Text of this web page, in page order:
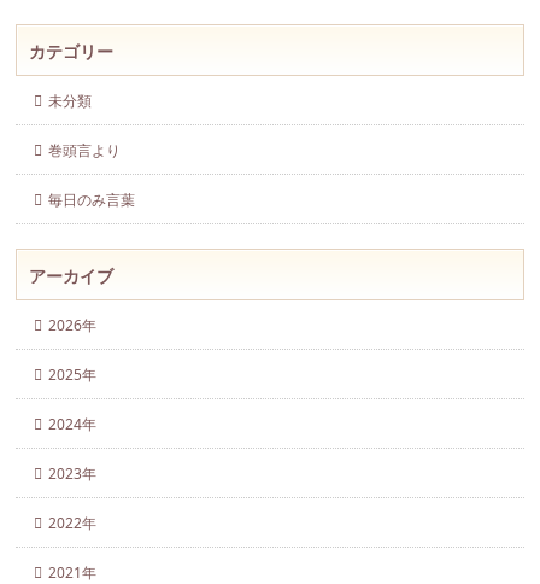
カテゴリー
未分類
巻頭言より
毎日のみ言葉
アーカイブ
2026年
2025年
2024年
2023年
2022年
2021年